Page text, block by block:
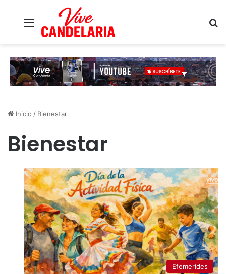
Inicio / Bienestar
Bienestar
Efemerides